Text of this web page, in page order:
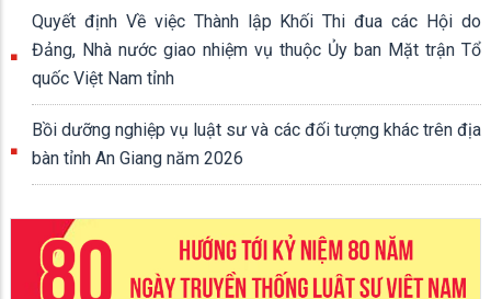
Quyết định Về việc Thành lập Khối Thi đua các Hội do
Đảng, Nhà nước giao nhiệm vụ thuộc Ủy ban Mặt trận Tổ
quốc Việt Nam tỉnh
Bồi dưỡng nghiệp vụ luật sư và các đối tượng khác trên địa
bàn tỉnh An Giang năm 2026